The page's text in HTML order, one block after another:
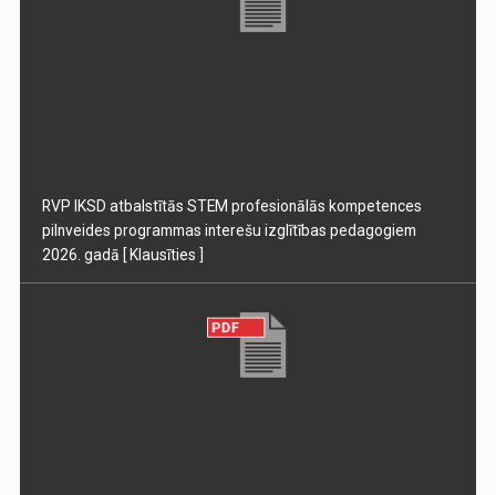
RVP IKSD atbalstītās STEM profesionālās kompetences
pilnveides programmas interešu izglītības pedagogiem
2026. gadā [ Klausīties ]